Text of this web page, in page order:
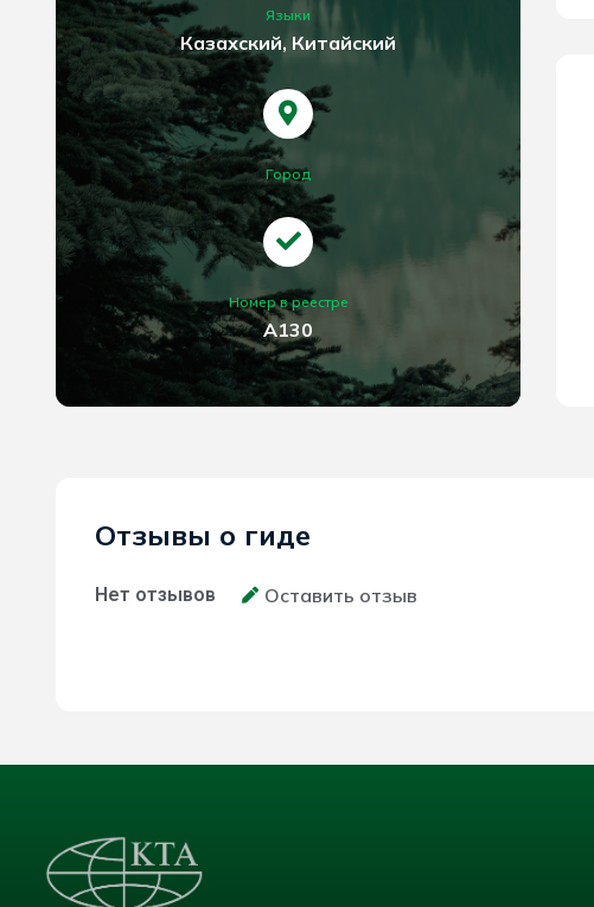
Языки
Казахский, Китайский
Город
Номер в реестре
А130
Отзывы о гиде
Нет отзывов Оставить отзыв